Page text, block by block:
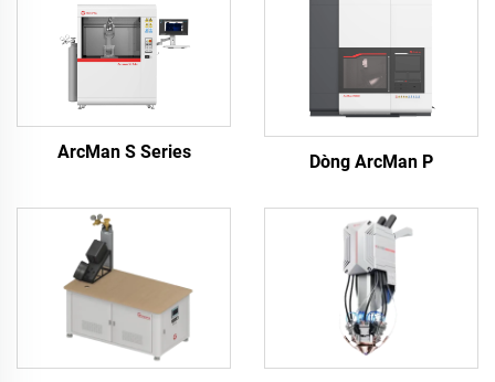
ArcMan S Series Dòng ArcMan P